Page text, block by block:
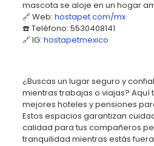
mascota se aloje en un hogar
🔗 Web: hostapet.com/mx
☎️ Teléfono: 5530408141
🔗 IG: hostapetmexico
¿Buscas un lugar seguro y
mientras trabajas o viajas? Aquí
mejores hoteles y pensiones
Estos espacios garantizan
calidad para tus compañeros
tranquilidad mientras estás